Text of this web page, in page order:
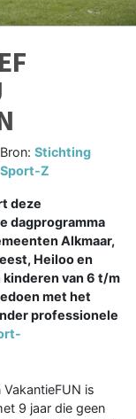
Bron: Stichting
Sport-Z
deze
dagprogramma
Alkmaar,
Heiloo en
kinderen van 6 t/m
met het
professionele
is
9 jaar die geen